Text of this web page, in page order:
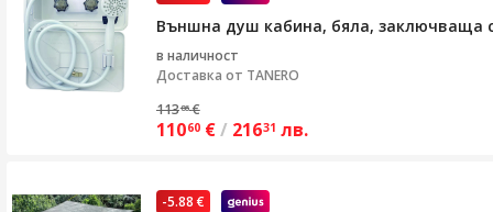
Външна душ кабина, бяла, заключваща
в наличност
Доставка от TANERO
11386 €
11060 €/ 21631 лв.
-5.88 €